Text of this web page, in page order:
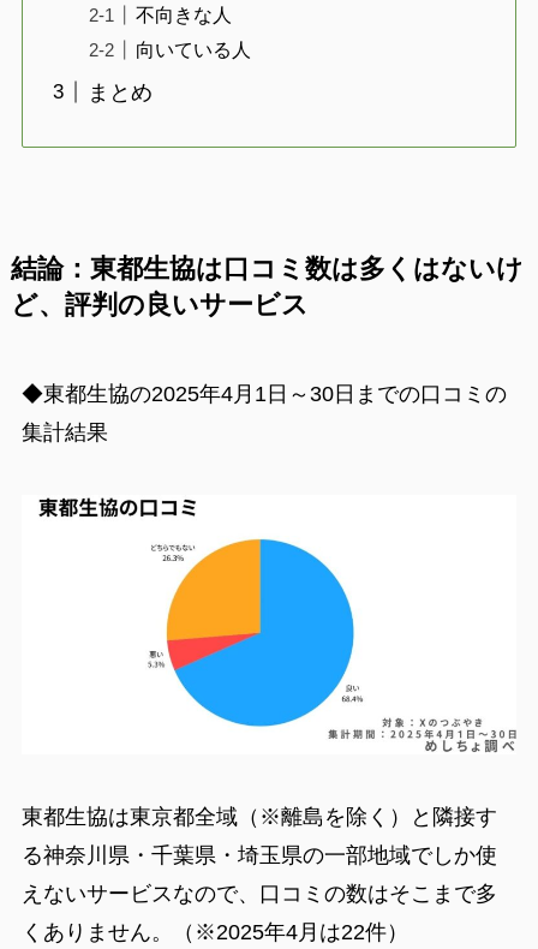
不向きな人
向いている人
まとめ
結論：東都生協は口コミ数は多くはないけ
ど、評判の良いサービス
◆東都生協の2025年4月1日～30日までの口コミの
集計結果
東都生協は東京都全域（※離島を除く）と隣接す
る神奈川県・千葉県・埼玉県の一部地域でしか使
えないサービスなので、口コミの数はそこまで多
くありません。（※2025年4月は22件）